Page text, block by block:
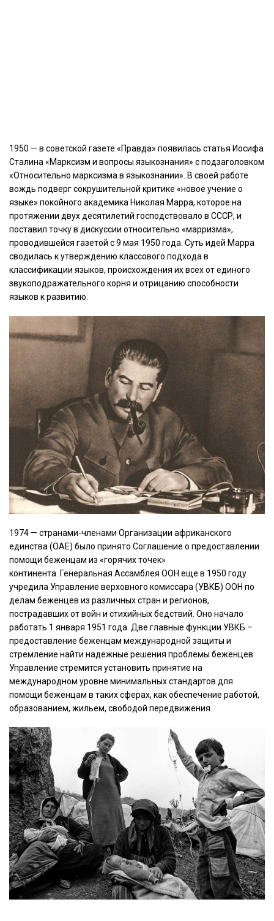
1950 — в советской газете «Правда» появилась статья Иосифа
Сталина «Марксизм и вопросы языкознания» с подзаголовком
«Относительно марксизма в языкознании». В своей работе
вождь подверг сокрушительной критике «новое учение о
языке» покойного академика Николая Марра, которое на
протяжении двух десятилетий господствовало в СССР, и
поставил точку в дискуссии относительно «марризма»,
проводившейся газетой с 9 мая 1950 года. Суть идей Марра
сводилась к утверждению классового подхода в
классификации языков, происхождения их всех от единого
звукоподражательного корня и отрицанию способности
языков к развитию.
1974 — странами-членами Организации африканского
единства (ОАЕ) было принято Соглашение о предоставлении
помощи беженцам из «горячих точек»
континента. Генеральная Ассамблея ООН еще в 1950 году
учредила Управление верховного комиссара (УВКБ) ООН по
делам беженцев из различных стран и регионов,
пострадавших от войн и стихийных бедствий. Оно начало
работать 1 января 1951 года. Две главные функции УВКБ –
предоставление беженцам международной защиты и
стремление найти надежные решения проблемы беженцев.
Управление стремится установить принятие на
международном уровне минимальных стандартов для
помощи беженцам в таких сферах, как обеспечение работой,
образованием, жильем, свободой передвижения.